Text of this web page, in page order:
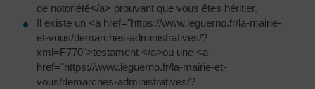
de notoriété</a> prouvant que vous êtes héritier.
Il existe un <a href="https://www.leguerno.fr/la-mairie-
et-vous/demarches-administratives/?
xml=F770">testament </a>ou une <a
href="https://www.leguerno.fr/la-mairie-et-
vous/demarches-administratives/?